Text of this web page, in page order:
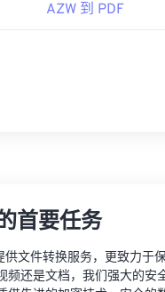
AZW 到 PDF
首要任务
文件转换服务，更致力于
频还是文档，我们强大的安